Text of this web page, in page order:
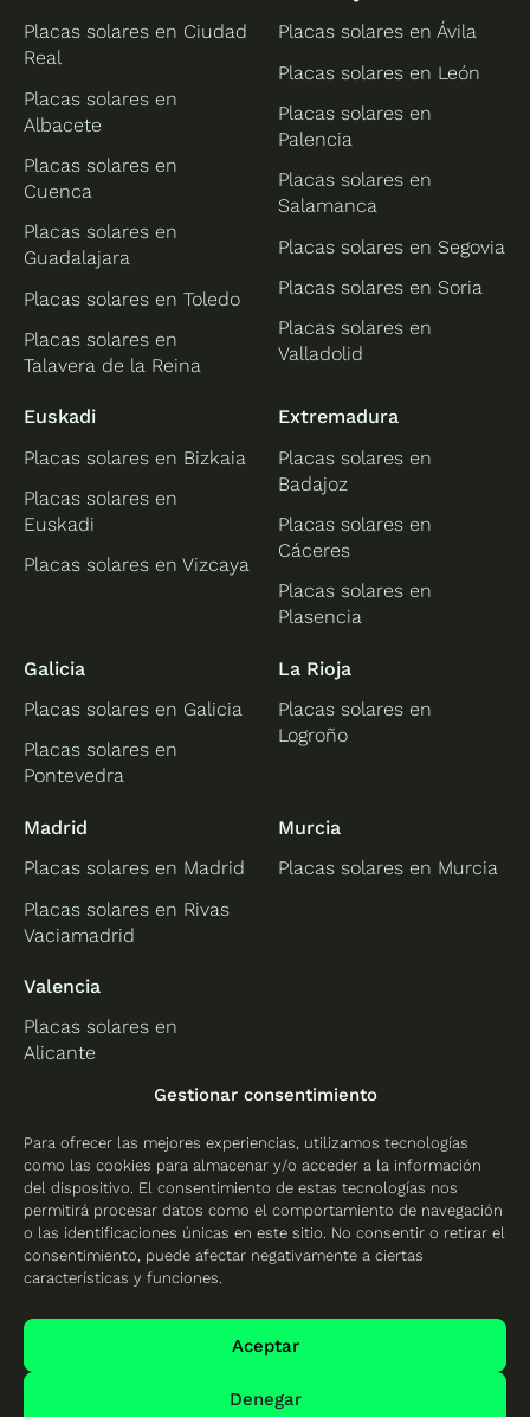
Gestionar consentimiento
Para ofrecer las mejores experiencias, utilizamos tecnologías
como las cookies para almacenar y/o acceder a la información
del dispositivo. El consentimiento de estas tecnologías nos
permitirá procesar datos como el comportamiento de navegación
o las identificaciones únicas en este sitio. No consentir o retirar el
consentimiento, puede afectar negativamente a ciertas
características y funciones.
Aceptar
Denegar
Placas solares en Ciudad
Real
Placas solares en
Albacete
Placas solares en
Cuenca
Placas solares en
Guadalajara
Placas solares en Toledo
Placas solares en
Talavera de la Reina
Placas solares en Ávila
Placas solares en León
Placas solares en
Palencia
Placas solares en
Salamanca
Placas solares en Segovia
Placas solares en Soria
Placas solares en
Valladolid
Euskadi
Placas solares en Bizkaia
Placas solares en
Euskadi
Placas solares en Vizcaya
Extremadura
Placas solares en
Badajoz
Placas solares en
Cáceres
Placas solares en
Plasencia
Galicia
Placas solares en Galicia
Placas solares en
Pontevedra
La Rioja
Placas solares en
Logroño
Madrid
Placas solares en Madrid
Placas solares en Rivas
Vaciamadrid
Murcia
Placas solares en Murcia
Valencia
Placas solares en
Alicante
Placas solares en
Placas solares en
Valencia
Mapa del sitio